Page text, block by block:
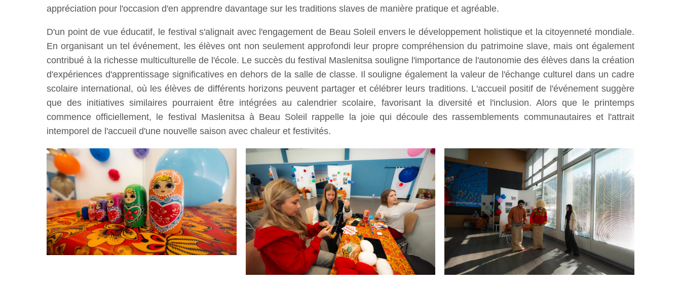
appréciation pour l'occasion d'en apprendre davantage sur les traditions slaves de manière pratique et agréable.
D'un point de vue éducatif, le festival s'alignait avec l'engagement de Beau Soleil envers le développement holistique et la citoyenneté mondiale.
En organisant un tel événement, les élèves ont non seulement approfondi leur propre compréhension du patrimoine slave, mais ont également
contribué à la richesse multiculturelle de l'école. Le succès du festival Maslenitsa souligne l'importance de l'autonomie des élèves dans la création
d'expériences d'apprentissage significatives en dehors de la salle de classe. Il souligne également la valeur de l'échange culturel dans un cadre
scolaire international, où les élèves de différents horizons peuvent partager et célébrer leurs traditions. L'accueil positif de l'événement suggère
que des initiatives similaires pourraient être intégrées au calendrier scolaire, favorisant la diversité et l'inclusion. Alors que le printemps
commence officiellement, le festival Maslenitsa à Beau Soleil rappelle la joie qui découle des rassemblements communautaires et l'attrait
intemporel de l'accueil d'une nouvelle saison avec chaleur et festivités.